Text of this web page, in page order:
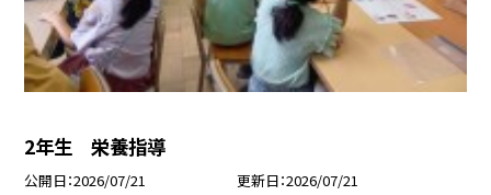
2年生 栄養指導
公開日 2026/07/21 更新日 2026/07/21